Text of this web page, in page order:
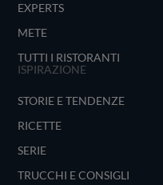
EXPERTS
METE
TUTTI I RISTORANTI
ISPIRAZIONE
STORIE E TENDENZE
RICETTE
SERIE
TRUCCHI E CONSIGLI